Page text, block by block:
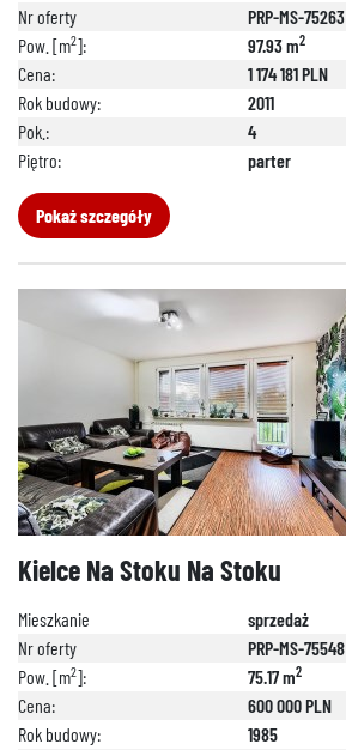
Nr oferty
PRP-MS-75263
Pow. [m2]: 97.93 m2
Cena:
1 174 181 PLN
Rok budowy:
2011
Pok.:
4
Piętro:
parter
Pokaż szczegóły
Kielce Na Stoku Na Stoku
Mieszkanie
sprzedaż
Nr oferty
PRP-MS-75548
Pow. [m2]: 75.17 m2
Cena:
600 000 PLN
Rok budowy:
1985